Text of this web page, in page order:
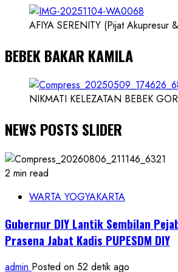
AFIYA SERENITY (Pijat Akupresur
BEBEK BAKAR KAMILA
NIKMATI KELEZATAN BEBEK
NEWS POSTS SLIDER
2 min read
WARTA YOGYAKARTA
Gubernur DIY Lantik Sembilan
Prasena Jabat Kadis PUPESDM DIY
admin Posted on 52 detik ago